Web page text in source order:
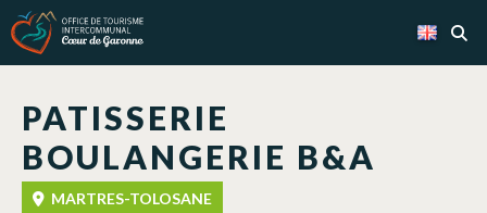
PATISSERIE
BOULANGERIE B&A
MARTRES-TOLOSANE
Cookies management panel